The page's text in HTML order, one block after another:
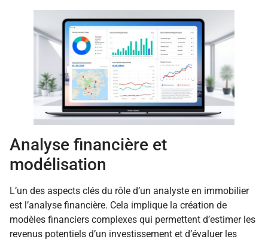
Analyse financière et
modélisation
L’un des aspects clés du rôle d’un analyste en immobilier
est l’analyse financière. Cela implique la création de
modèles financiers complexes qui permettent d’estimer les
revenus potentiels d’un investissement et d’évaluer les